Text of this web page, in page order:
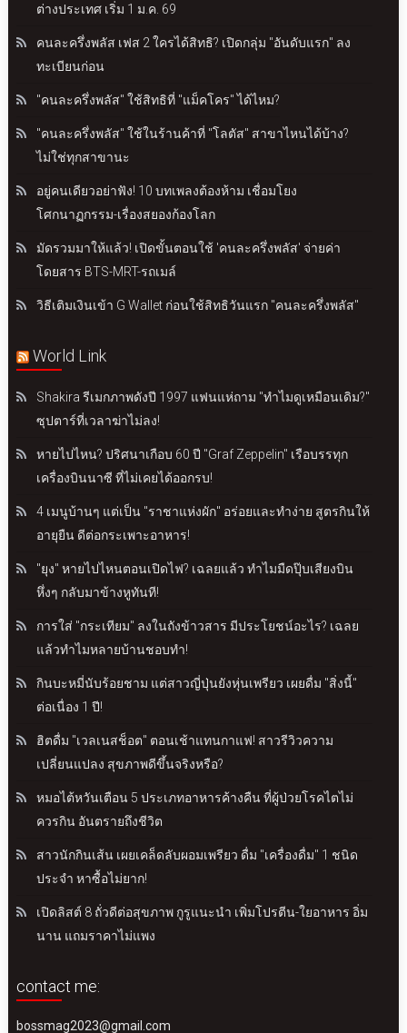
ต่างประเทศ เริ่ม 1 ม.ค. 69
คนละครึ่งพลัส เฟส 2 ใครได้สิทธิ? เปิดกลุ่ม "อันดับแรก" ลง
ทะเบียนก่อน
"คนละครึ่งพลัส" ใช้สิทธิที่ "แม็คโคร" ได้ไหม?
"คนละครึ่งพลัส" ใช้ในร้านค้าที่ "โลตัส" สาขาไหนได้บ้าง?
ไม่ใช่ทุกสาขานะ
อยู่คนเดียวอย่าฟัง! 10 บทเพลงต้องห้าม เชื่อมโยง
โศกนาฏกรรม-เรื่องสยองก้องโลก
มัดรวมมาให้แล้ว! เปิดขั้นตอนใช้ 'คนละครึ่งพลัส' จ่ายค่า
โดยสาร BTS-MRT-รถเมล์
วิธีเติมเงินเข้า G Wallet ก่อนใช้สิทธิวันแรก "คนละครึ่งพลัส"
World Link
Shakira รีเมกภาพดังปี 1997 แฟนแห่ถาม "ทำไมดูเหมือนเดิม?"
ซุปตาร์ที่เวลาฆ่าไม่ลง!
หายไปไหน? ปริศนาเกือบ 60 ปี "Graf Zeppelin" เรือบรรทุก
เครื่องบินนาซี ที่ไม่เคยได้ออกรบ!
4 เมนูบ้านๆ แต่เป็น "ราชาแห่งผัก" อร่อยและทำง่าย สูตรกินให้
อายุยืน ดีต่อกระเพาะอาหาร!
"ยุง" หายไปไหนตอนเปิดไฟ? เฉลยแล้ว ทำไมมืดปุ๊บเสียงบิน
หึ่งๆ กลับมาข้างหูทันที!
การใส่ "กระเทียม" ลงในถังข้าวสาร มีประโยชน์อะไร? เฉลย
แล้วทำไมหลายบ้านชอบทำ!
กินบะหมี่นับร้อยชาม แต่สาวญี่ปุ่นยังหุ่นเพรียว เผยดื่ม "สิ่งนี้"
ต่อเนื่อง 1 ปี!
ฮิตดื่ม "เวลเนสช็อต" ตอนเช้าแทนกาแฟ! สาวรีวิวความ
เปลี่ยนแปลง สุขภาพดีขึ้นจริงหรือ?
หมอไต้หวันเตือน 5 ประเภทอาหารค้างคืน ที่ผู้ป่วยโรคไตไม่
ควรกิน อันตรายถึงชีวิต
สาวนักกินเส้น เผยเคล็ดลับผอมเพรียว ดื่ม "เครื่องดื่ม" 1 ชนิด
ประจำ หาซื้อไม่ยาก!
เปิดลิสต์ 8 ถั่วดีต่อสุขภาพ กูรูแนะนำ เพิ่มโปรตีน-ใยอาหาร อิ่ม
นาน แถมราคาไม่แพง
contact me:
bossmag2023@gmail.com